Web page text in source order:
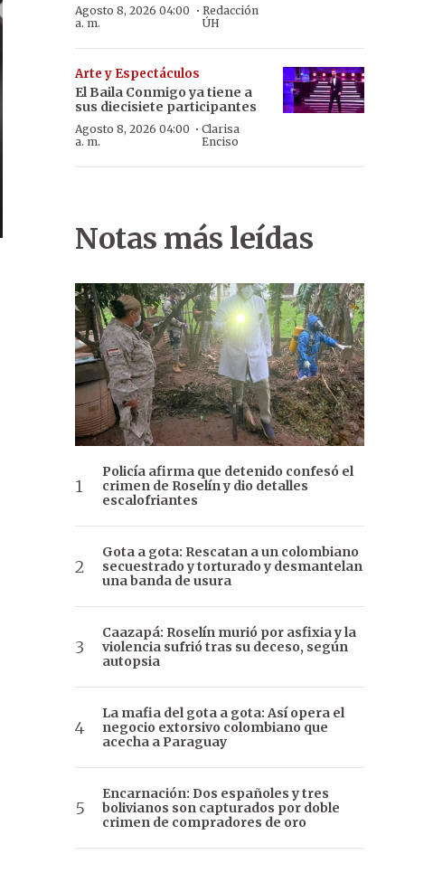
Agosto 8, 2026 04:00
a. m.
· Redacción
ÚH
Arte y Espectáculos
El Baila Conmigo ya tiene a
sus diecisiete participantes
Agosto 8, 2026 04:00
a. m.
· Clarisa
Enciso
Notas más leídas
Policía afirma que detenido confesó el
crimen de Roselín y dio detalles
escalofriantes
Gota a gota: Rescatan a un colombiano
secuestrado y torturado y desmantelan
una banda de usura
Caazapá: Roselín murió por asfixia y la
violencia sufrió tras su deceso, según
autopsia
La mafia del gota a gota: Así opera el
negocio extorsivo colombiano que
acecha a Paraguay
Encarnación: Dos españoles y tres
bolivianos son capturados por doble
crimen de compradores de oro